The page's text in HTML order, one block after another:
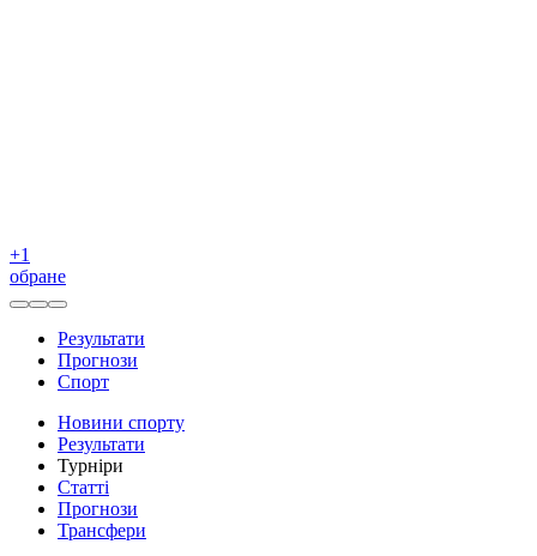
+1
обране
Результати
Прогнози
Спорт
Новини спорту
Результати
Турніри
Статті
Прогнози
Трансфери